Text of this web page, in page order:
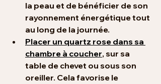
la peau et de bénéficier de son
rayonnement énergétique tout
au long de la journée.
Placer un quartz rose dans sa
chambre à coucher, sur sa
table de chevet ou sous son
oreiller. Cela favorise le